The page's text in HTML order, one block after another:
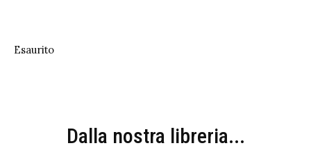
Esaurito
Dalla nostra libreria...